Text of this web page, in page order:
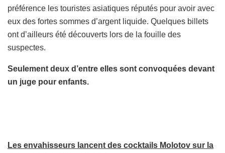
préférence les touristes asiatiques réputés pour avoir avec
eux des fortes sommes d’argent liquide. Quelques billets
ont d’ailleurs été découverts lors de la fouille des
suspectes.
Seulement deux d’entre elles sont convoquées devant
un juge pour enfants.
Les envahisseurs lancent des cocktails Molotov sur la